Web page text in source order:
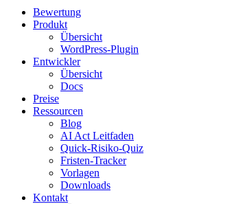
Bewertung
Produkt
Übersicht
WordPress-Plugin
Entwickler
Übersicht
Docs
Preise
Ressourcen
Blog
AI Act Leitfaden
Quick-Risiko-Quiz
Fristen-Tracker
Vorlagen
Downloads
Kontakt